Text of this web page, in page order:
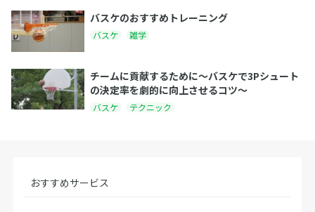
バスケのおすすめトレーニング
バスケ 雑学
チームに貢献するために〜バスケで3Pシュート
の決定率を劇的に向上させるコツ〜
バスケ テクニック
おすすめサービス